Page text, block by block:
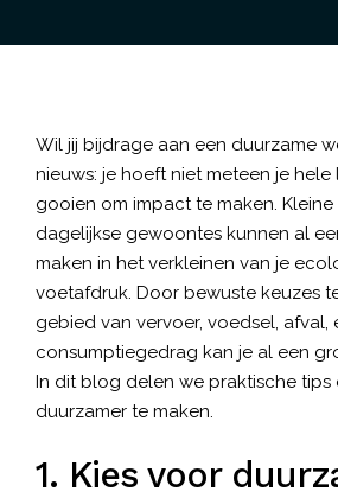
Wil jij bijdrage aan een duurzame
nieuws: je hoeft niet meteen je hele
gooien om impact te maken.
dagelijkse gewoontes kunnen al
maken in het verkleinen van je
voetafdruk. Door bewuste keuzes
gebied van vervoer, voedsel, afval,
consumptiegedrag kan je al een
In dit blog delen we praktische tips
duurzamer te maken.
1. Kies voor